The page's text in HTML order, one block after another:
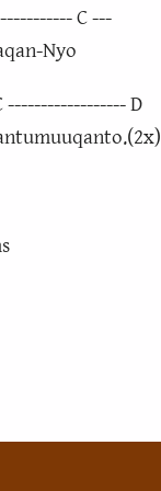
C ---
Nyo
------------------ D